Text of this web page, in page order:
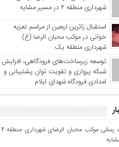
شهرداری منطقه ۴ در مسیر مشایه
استقبال زائرین اربعین از مراسم تعزیه
خوانی در موکب محبان الرضا (ع)
شهرداری منطقه یک
توسعه زیرساخت‌های فرودگاهی، افزایش
شبکه پروازی و تقویت توان پشتیبانی و
امدادی فرودگاه شهدای ایلام
خدمات رسانی موکب محبان الرضای شهرداری منطقه ۴